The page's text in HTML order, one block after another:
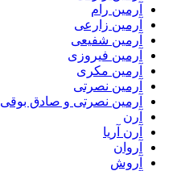
آرمین رام
آرمین زارعی
آرمین شفیعی
آرمین فیروزی
آرمین مکری
آرمین نصرتی
آرمین نصرتی و صادق بوقی
آرن
آرن آریا
آروان
آروش